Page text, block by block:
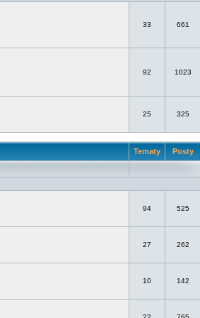
33 661
92 1023
25 325
Tematy Posty
94 525
27 262
10 142